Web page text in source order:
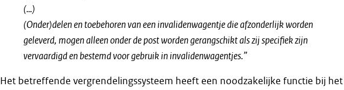
(…)
(Onder)delen en toebehoren van een invalidenwagentje die afzonderlijk worden
geleverd, mogen alleen onder de post worden gerangschikt als zij specifiek zijn
vervaardigd en bestemd voor gebruik in invalidenwagentjes.”
Het betreffende vergrendelingssysteem heeft een noodzakelijke functie bij het